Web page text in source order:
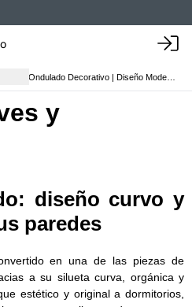
y
diseño curvo y
paredes
en una de las piezas de
a su silueta curva, orgánica y
estético y original a dormitorios,